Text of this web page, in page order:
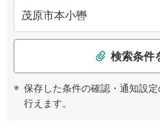
検索条件
保存した条件の確認・通知設
行えます。